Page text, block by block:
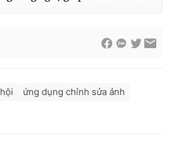
Thủy
ứng dụng chỉnh sửa ảnh